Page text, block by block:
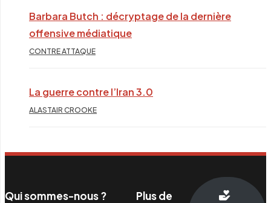
Barbara Butch : décryptage de la dernière
offensive médiatique
CONTRE ATTAQUE
La guerre contre l’Iran 3.0
ALASTAIR CROOKE
Qui sommes-nous ?
Plus de